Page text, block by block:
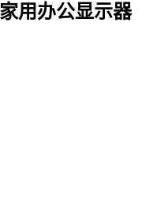
用办公显示器